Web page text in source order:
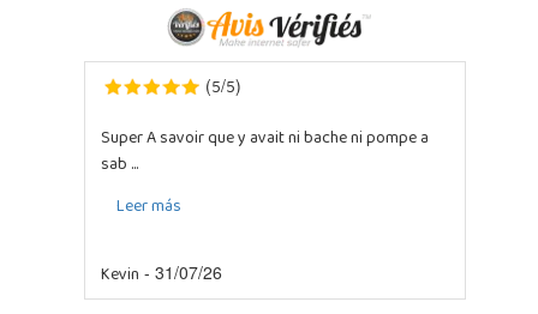
(5/5)
Super A savoir que y avait ni bache ni pompe a
sab ...
Leer más
Kevin - 31/07/26